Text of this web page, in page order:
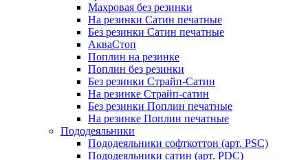
Махровая без резинки
На резинки Сатин печатные
Без резинки Сатин печатные
АкваСтоп
Поплин на резинке
Поплин без резинки
Без резинки Страйп-Сатин
На резинке Страйп-сатин
Без резинки Поплин печатные
На резинке Поплин печатные
Пододеяльники
Пододеяльники софткоттон (арт. PSC)
Пододеяльники сатин (арт. PDC)